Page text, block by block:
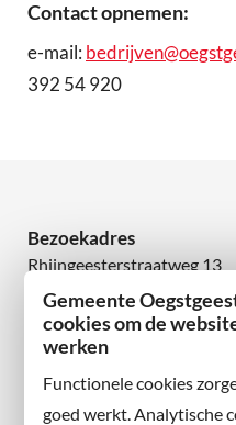
Gemeente
cookies om de
werken
Functionele cookies
goed werkt. Analytische
Contact opnemen:
e-mail:
392 54 920
Bezoekadres
Rhijngeesterstraatweg 13
2342 AN Oegstgeest
Wilt u niets missen?
en volg ons ook op sociale